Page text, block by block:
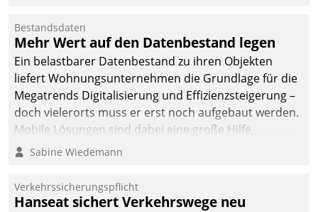
Bestandsdaten
Mehr Wert auf den Datenbestand legen
Ein belastbarer Datenbestand zu ihren Objekten
liefert Wohnungsunternehmen die Grundlage für die
Megatrends Digitalisierung und Effizienzsteigerung –
doch vielerorts muss er erst noch aufgebaut werden.
Mobile Lösungen sind dabei eine große Hilfe.
Sabine Wiedemann
Verkehrssicherungspflicht
Hanseat sichert Verkehrswege neu